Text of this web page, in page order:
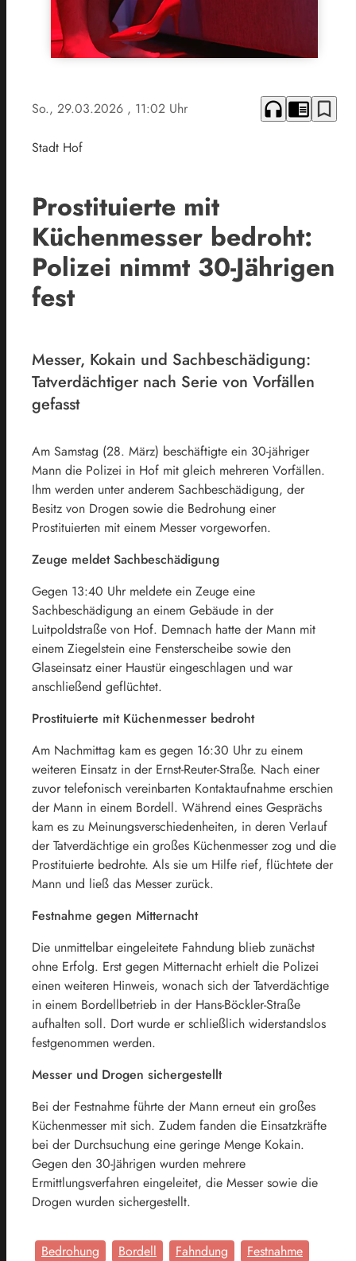
So., 29.03.2026 , 11:02 Uhr headphones chrome_reader_mode bookmark_border
Stadt Hof
Prostituierte mit
Küchenmesser bedroht:
Polizei nimmt 30-Jährigen
fest
Messer, Kokain und Sachbeschädigung:
Tatverdächtiger nach Serie von Vorfällen
gefasst
Am Samstag (28. März) beschäftigte ein 30-jähriger
Mann die Polizei in Hof mit gleich mehreren Vorfällen.
Ihm werden unter anderem Sachbeschädigung, der
Besitz von Drogen sowie die Bedrohung einer
Prostituierten mit einem Messer vorgeworfen.
Zeuge meldet Sachbeschädigung
Gegen 13:40 Uhr meldete ein Zeuge eine
Sachbeschädigung an einem Gebäude in der
Luitpoldstraße von Hof. Demnach hatte der Mann mit
einem Ziegelstein eine Fensterscheibe sowie den
Glaseinsatz einer Haustür eingeschlagen und war
anschließend geflüchtet.
Prostituierte mit Küchenmesser bedroht
Am Nachmittag kam es gegen 16:30 Uhr zu einem
weiteren Einsatz in der Ernst-Reuter-Straße. Nach einer
zuvor telefonisch vereinbarten Kontaktaufnahme erschien
der Mann in einem Bordell. Während eines Gesprächs
kam es zu Meinungsverschiedenheiten, in deren Verlauf
der Tatverdächtige ein großes Küchenmesser zog und die
Prostituierte bedrohte. Als sie um Hilfe rief, flüchtete der
Mann und ließ das Messer zurück.
Festnahme gegen Mitternacht
Die unmittelbar eingeleitete Fahndung blieb zunächst
ohne Erfolg. Erst gegen Mitternacht erhielt die Polizei
einen weiteren Hinweis, wonach sich der Tatverdächtige
in einem Bordellbetrieb in der Hans-Böckler-Straße
aufhalten soll. Dort wurde er schließlich widerstandslos
festgenommen werden.
Messer und Drogen sichergestellt
Bei der Festnahme führte der Mann erneut ein großes
Küchenmesser mit sich. Zudem fanden die Einsatzkräfte
bei der Durchsuchung eine geringe Menge Kokain.
Gegen den 30-Jährigen wurden mehrere
Ermittlungsverfahren eingeleitet, die Messer sowie die
Drogen wurden sichergestellt.
Bedrohung Bordell Fahndung
Festnahme